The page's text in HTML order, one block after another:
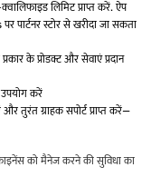
लिमिट प्राप्त करें. ऐप
पार्टनर स्टोर से खरीदा जा सकता
के प्रोडक्ट और सेवाएं प्रदान
करें
तुरंत ग्राहक सपोर्ट प्राप्त करें—
को मैनेज करने की सुविधा का